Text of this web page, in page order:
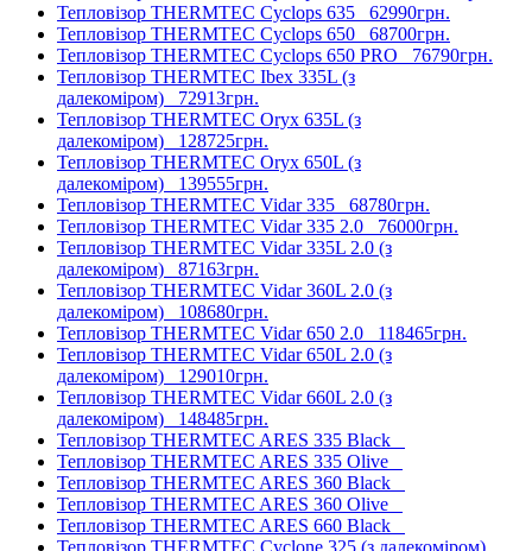
Тепловізор THERMTEC Cyclops 635 62990грн.
Тепловізор THERMTEC Cyclops 650 68700грн.
Тепловізор THERMTEC Cyclops 650 PRO 76790грн.
Тепловізор THERMTEC Ibex 335L (з
далекоміром) 72913грн.
Тепловізор THERMTEC Oryx 635L (з
далекоміром) 128725грн.
Тепловізор THERMTEC Oryx 650L (з
далекоміром) 139555грн.
Тепловізор THERMTEC Vidar 335 68780грн.
Тепловізор THERMTEC Vidar 335 2.0 76000грн.
Тепловізор THERMTEC Vidar 335L 2.0 (з
далекоміром) 87163грн.
Тепловізор THERMTEC Vidar 360L 2.0 (з
далекоміром) 108680грн.
Тепловізор THERMTEC Vidar 650 2.0 118465грн.
Тепловізор THERMTEC Vidar 650L 2.0 (з
далекоміром) 129010грн.
Тепловізор THERMTEC Vidar 660L 2.0 (з
далекоміром) 148485грн.
Тепловізор THERMTEC ARES 335 Black
Тепловізор THERMTEC ARES 335 Olive
Тепловізор THERMTEC ARES 360 Black
Тепловізор THERMTEC ARES 360 Olive
Тепловізор THERMTEC ARES 660 Black
Тепловізор THERMTEC Cyclone 325 (з далекоміром)